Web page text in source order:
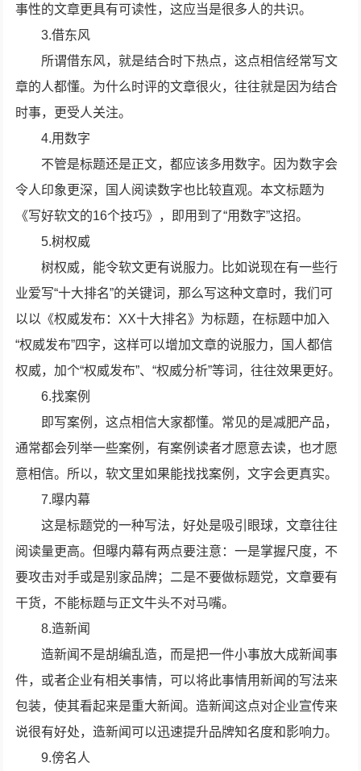
事性的文章更具有可读性，这应当是很多人的共识。
3.借东风
所谓借东风，就是结合时下热点，这点相信经常写文
章的人都懂。为什么时评的文章很火，往往就是因为结合
时事，更受人关注。
4.用数字
不管是标题还是正文，都应该多用数字。因为数字会
令人印象更深，国人阅读数字也比较直观。本文标题为
《写好软文的16个技巧》，即用到了“用数字”这招。
5.树权威
树权威，能令软文更有说服力。比如说现在有一些行
业爱写“十大排名”的关键词，那么写这种文章时，我们可
以以《权威发布：XX十大排名》为标题，在标题中加入
“权威发布”四字，这样可以增加文章的说服力，国人都信
权威，加个“权威发布”、“权威分析”等词，往往效果更好。
6.找案例
即写案例，这点相信大家都懂。常见的是减肥产品，
通常都会列举一些案例，有案例读者才愿意去读，也才愿
意相信。所以，软文里如果能找找案例，文字会更真实。
7.曝内幕
这是标题党的一种写法，好处是吸引眼球，文章往往
阅读量更高。但曝内幕有两点要注意：一是掌握尺度，不
要攻击对手或是别家品牌；二是不要做标题党，文章要有
干货，不能标题与正文牛头不对马嘴。
8.造新闻
造新闻不是胡编乱造，而是把一件小事放大成新闻事
件，或者企业有相关事情，可以将此事情用新闻的写法来
包装，使其看起来是重大新闻。造新闻这点对企业宣传来
说很有好处，造新闻可以迅速提升品牌知名度和影响力。
9.傍名人